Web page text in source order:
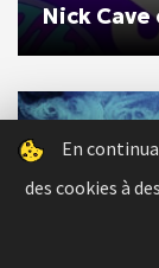
Nick
En
des cookies à